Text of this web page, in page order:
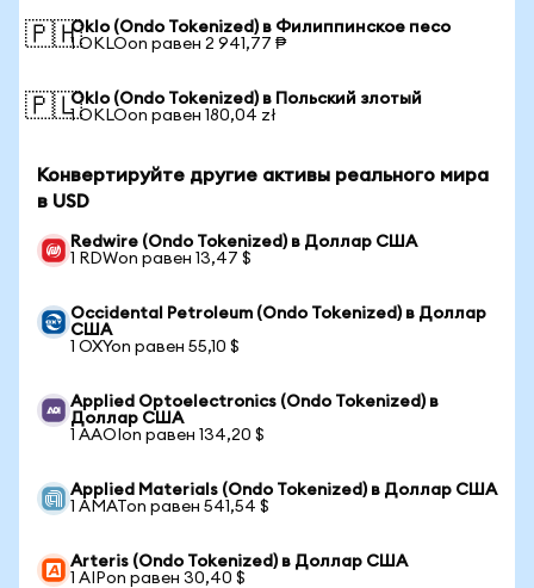
🇵🇭Oklo (Ondo Tokenized) в Филиппинское песо
1 OKLOon равен 2 941,77 ₱
🇵🇱Oklo (Ondo Tokenized) в Польский злотый
1 OKLOon равен 180,04 zł
Конвертируйте другие активы реального мира
в USD
Redwire (Ondo Tokenized) в Доллар США
1 RDWon равен 13,47 $
Occidental Petroleum (Ondo Tokenized) в Доллар
США
1 OXYon равен 55,10 $
Applied Optoelectronics (Ondo Tokenized) в
Доллар США
1 AAOIon равен 134,20 $
Applied Materials (Ondo Tokenized) в Доллар США
1 AMATon равен 541,54 $
Arteris (Ondo Tokenized) в Доллар США
1 AIPon равен 30,40 $